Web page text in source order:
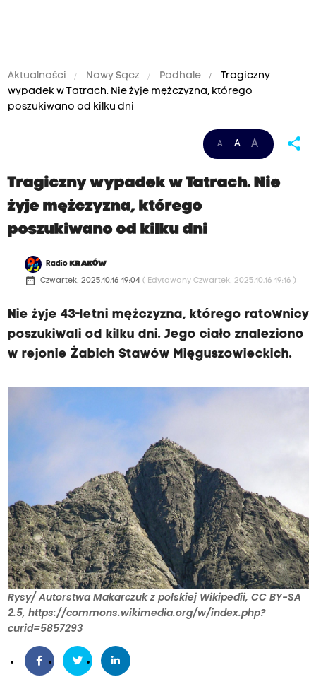
Aktualności Nowy Sącz Podhale
Tragiczny
wypadek w Tatrach. Nie żyje mężczyzna, którego
poszukiwano od kilku dni
A A A share
Tragiczny wypadek w Tatrach. Nie
żyje mężczyzna, którego
poszukiwano od kilku dni
Radio KRAKÓW
date_range Czwartek, 2025.10.16 19:04 ( Edytowany Czwartek, 2025.10.16 19:16 )
Nie żyje 43-letni mężczyzna, którego ratownicy
poszukiwali od kilku dni. Jego ciało znaleziono
w rejonie Żabich Stawów Mięguszowieckich.
Rysy/ Autorstwa Makarczuk z polskiej Wikipedii, CC BY-SA
2.5, https://commons.wikimedia.org/w/index.php?
curid=5857293